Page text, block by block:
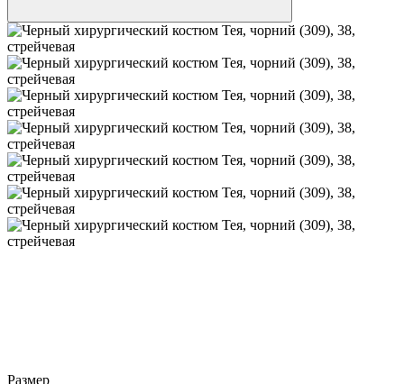
Размер